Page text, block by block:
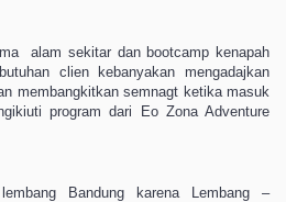
alam sekitar dan bootcamp kenapah
clien kebanyakan mengadajkan
membangkitkan semnagt ketika masuk
program dari Eo Zona Adventure
Bandung karena Lembang –